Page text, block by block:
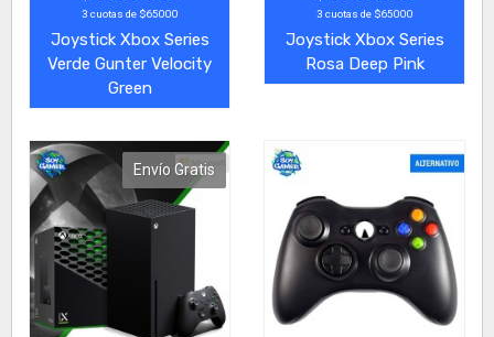
3 cuotas de $65000
Joystick Xbox Series
Verde Gunter Velocity
Green
3 cuotas de $65000
Joystick Xbox Series
Rosa Deep Pink
Envío Gratis